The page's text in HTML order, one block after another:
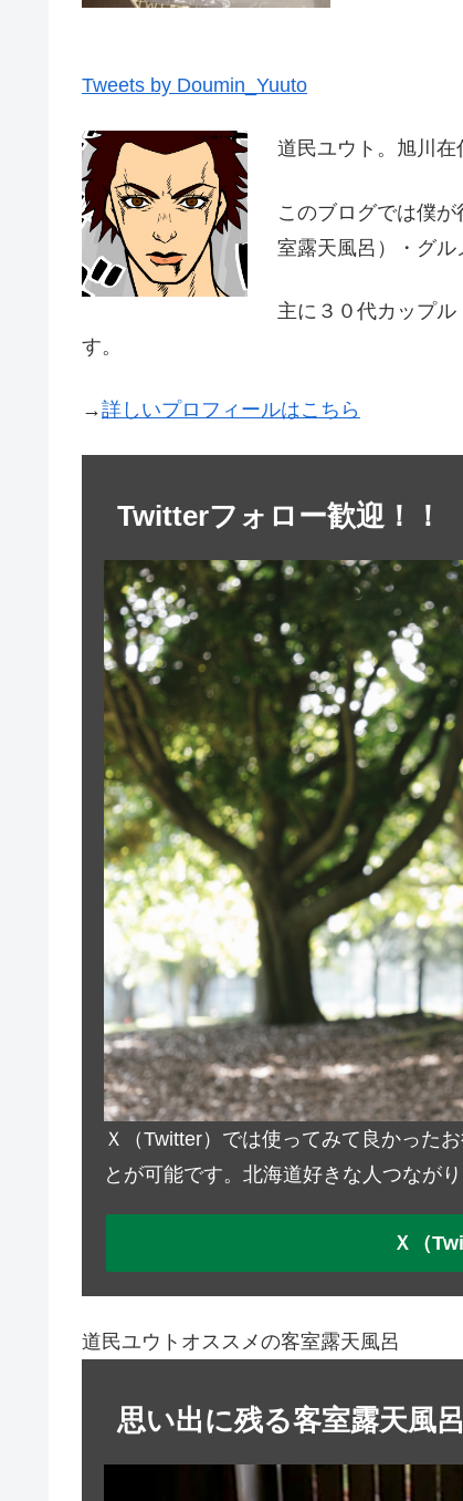
Tweets by Doumin_Yuuto
道民ユウト。旭川在
このブログでは僕
室露天風呂）・グル
主に３０代カップ
す。
→詳しいプロフィールはこちら
Twitterフォロー歓迎！！
Ｘ（Twitter）では使ってみて良かった
とが可能です。北海道好きな人つなが
Ｘ（
道民ユウトオススメの客室露天風呂
思い出に残る客室露天風